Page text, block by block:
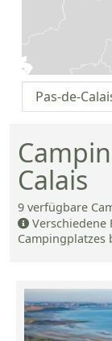
Calais
9 verfügbare
Verschiedene
Campingplatzes